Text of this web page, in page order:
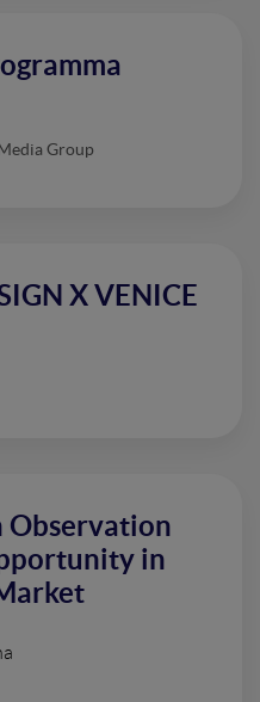
Group
X VENICE
Observation
in